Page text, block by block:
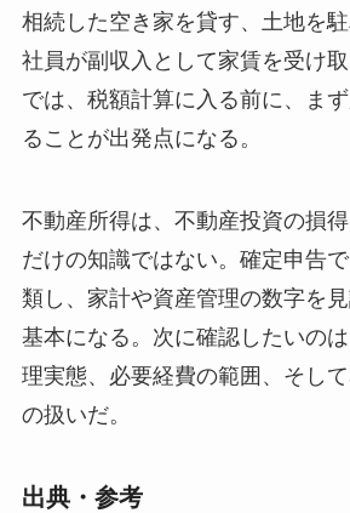
相続した空き家を貸す、土地を
社員が副収入として家賃を受け
では、税額計算に入る前に、ま
ることが出発点になる。
不動産所得は、不動産投資の損
だけの知識ではない。確定申告
類し、家計や資産管理の数字を
基本になる。次に確認したいの
理実態、必要経費の範囲、そし
の扱いだ。
出典・参考